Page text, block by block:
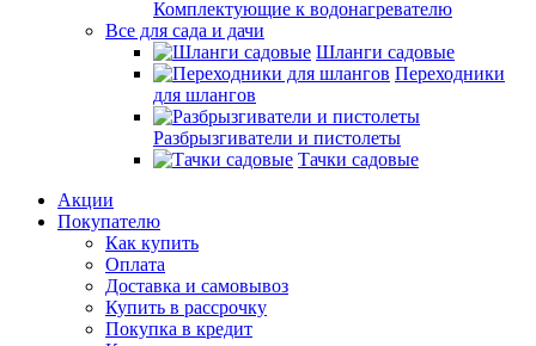
Комплектующие к водонагревателю
Все для сада и дачи
Шланги садовые
Переходники
для шлангов
Разбрызгиватели и пистолеты
Тачки садовые
Акции
Покупателю
Как купить
Оплата
Доставка и самовывоз
Купить в рассрочку
Покупка в кредит